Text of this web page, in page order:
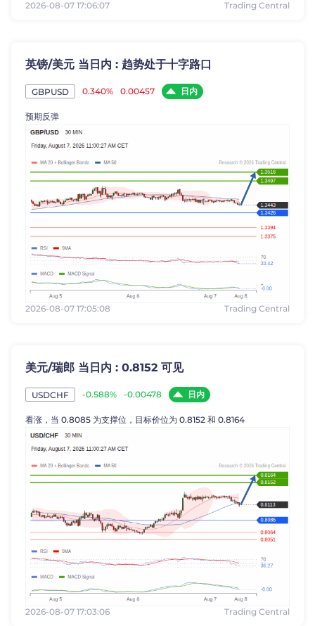
2026-08-07 17:06:07 Trading Central
英镑/美元 当日内 : 趋势处于十字路口
GBPUSD 0.340% 0.00457 日内
预期反弹
2026-08-07 17:05:08 Trading Central
美元/瑞郎 当日内 : 0.8152 可见
USDCHF -0.588% -0.00478 日内
看涨，当 0.8085 为支撑位，目标价位为 0.8152 和 0.8164
2026-08-07 17:03:06 Trading Central